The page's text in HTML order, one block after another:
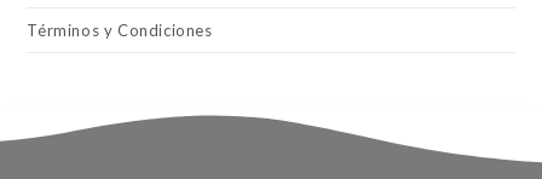
Términos y Condiciones